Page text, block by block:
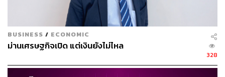
ปรับอันดับความน่าเชื่อถือ ที่ถูกปรับไปแล้ว, Valuation
ของไทยที่ดึงดูดน้อยกว่า, และความต้องการของกลุ่ม
นักลงทุนสถาบันที่ลดลง โดยสรุปคือ ตัวสั้นสามารถลง
ได้อีก แต่ตัวยาวอาจจะถึงจุดต่ำสุด ไปแล้ว และอาจจะ
BUSINESS / ECONOMIC
ม่านเศรษฐกิจเปิด แต่เงินยังไม่ไหล
328